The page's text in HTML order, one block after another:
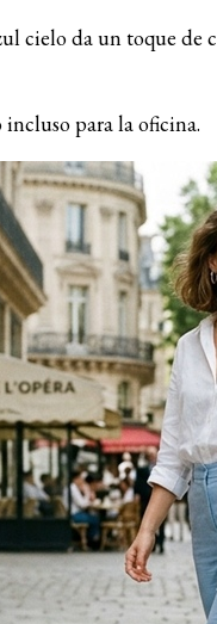
cielo da un toque
para la oficina.